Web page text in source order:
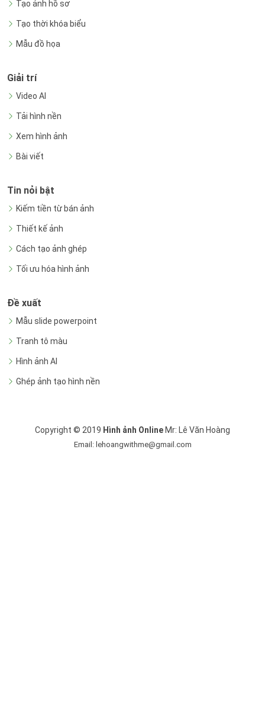
Tạo ảnh hồ sơ
Tạo thời khóa biểu
Mẫu đồ họa
Giải trí
Video AI
Tải hình nền
Xem hình ảnh
Bài viết
Tin nỏi bật
Kiếm tiền từ bán ảnh
Thiết kế ảnh
Cách tạo ảnh ghép
Tối ưu hóa hình ảnh
Đề xuất
Mẫu slide powerpoint
Tranh tô màu
Hình ảnh AI
Ghép ảnh tạo hình nền
Copyright © 2019 Hình ảnh Online Mr: Lê Văn Hoàng
Email: lehoangwithme@gmail.com